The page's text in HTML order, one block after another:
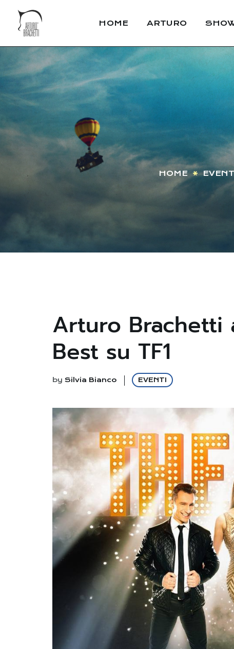
HOME ARTURO
HOME
Arturo Brachetti
Best su TF1
by Silvia Bianco EVENTI